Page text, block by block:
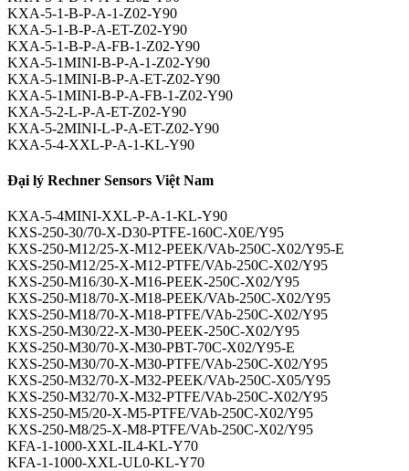
KXA-5-1-B-P-A-1-Z02-Y90
KXA-5-1-B-P-A-ET-Z02-Y90
KXA-5-1-B-P-A-FB-1-Z02-Y90
KXA-5-1MINI-B-P-A-1-Z02-Y90
KXA-5-1MINI-B-P-A-ET-Z02-Y90
KXA-5-1MINI-B-P-A-FB-1-Z02-Y90
KXA-5-2-L-P-A-ET-Z02-Y90
KXA-5-2MINI-L-P-A-ET-Z02-Y90
KXA-5-4-XXL-P-A-1-KL-Y90
Đại lý Rechner Sensors Việt Nam
KXA-5-4MINI-XXL-P-A-1-KL-Y90
KXS-250-30/70-X-D30-PTFE-160C-X0E/Y95
KXS-250-M12/25-X-M12-PEEK/VAb-250C-X02/Y95-E
KXS-250-M12/25-X-M12-PTFE/VAb-250C-X02/Y95
KXS-250-M16/30-X-M16-PEEK-250C-X02/Y95
KXS-250-M18/70-X-M18-PEEK/VAb-250C-X02/Y95
KXS-250-M18/70-X-M18-PTFE/VAb-250C-X02/Y95
KXS-250-M30/22-X-M30-PEEK-250C-X02/Y95
KXS-250-M30/70-X-M30-PBT-70C-X02/Y95-E
KXS-250-M30/70-X-M30-PTFE/VAb-250C-X02/Y95
KXS-250-M32/70-X-M32-PEEK/VAb-250C-X05/Y95
KXS-250-M32/70-X-M32-PTFE/VAb-250C-X02/Y95
KXS-250-M5/20-X-M5-PTFE/VAb-250C-X02/Y95
KXS-250-M8/25-X-M8-PTFE/VAb-250C-X02/Y95
KFA-1-1000-XXL-IL4-KL-Y70
KFA-1-1000-XXL-UL0-KL-Y70